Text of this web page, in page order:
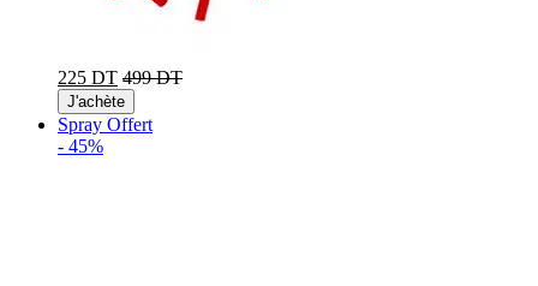
225 DT 499 DT
J'achète
Spray Offert
- 45%